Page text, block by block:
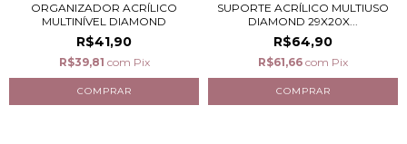
ORGANIZADOR ACRÍLICO
MULTINÍVEL DIAMOND
R$41,90
R$39,81 com Pix
SUPORTE ACRÍLICO MULTIUSO
DIAMOND 29X20X...
R$64,90
R$61,66 com Pix